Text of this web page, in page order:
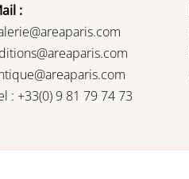
:
: +33(0) 9 81 79 74 73